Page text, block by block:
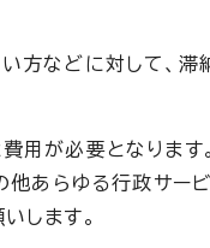
などに対して、滞
が必要となります
他あらゆる行政サ
します。